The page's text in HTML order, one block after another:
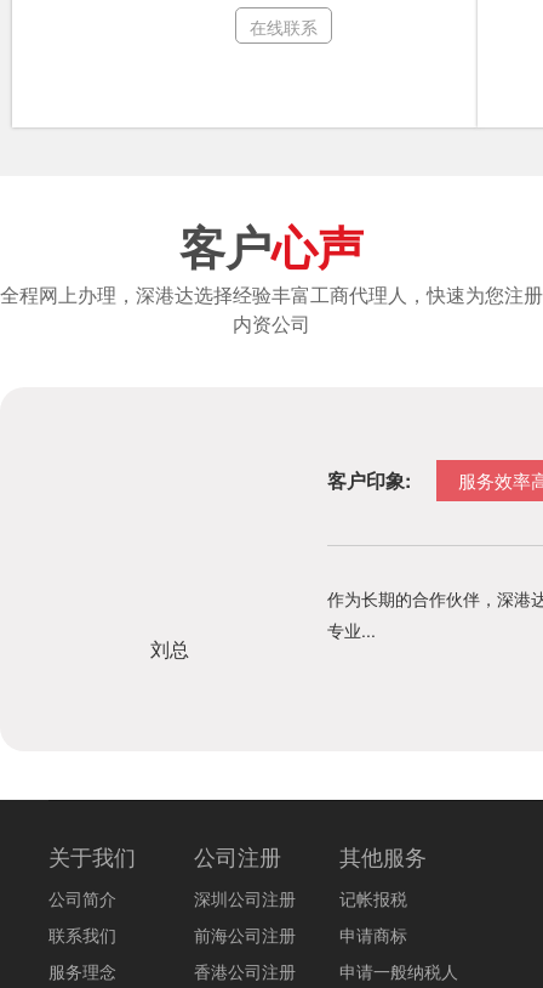
在线联系
客户心声
全程网上办理，深港达选择经验丰富工商代理人，快速为您注册
内资公司
刘总
客户印象: 服务效率
作为长期的合作伙伴，深港
专业...
关于我们
公司简介
联系我们
服务理念
公司注册
深圳公司注册
前海公司注册
香港公司注册
其他服务
记帐报税
申请商标
申请一般纳税人